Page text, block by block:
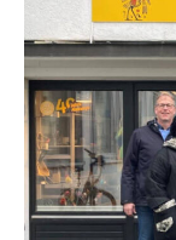
Lippische
Gesellschaft